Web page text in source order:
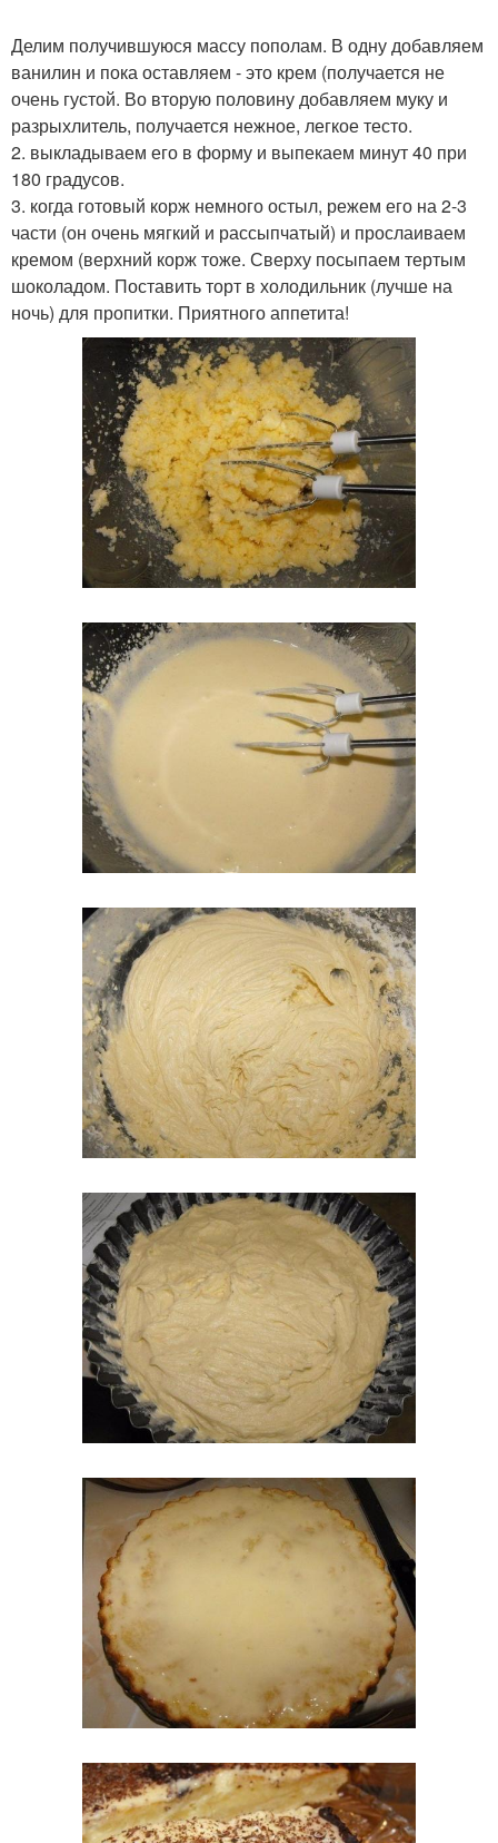
Делим получившуюся массу пополам. В одну добавляем
ванилин и пока оставляем - это крем (получается не
очень густой. Во вторую половину добавляем муку и
разрыхлитель, получается нежное, легкое тесто.
2. выкладываем его в форму и выпекаем минут 40 при
180 градусов.
3. когда готовый корж немного остыл, режем его на 2-3
части (он очень мягкий и рассыпчатый) и прослаиваем
кремом (верхний корж тоже. Сверху посыпаем тертым
шоколадом. Поставить торт в холодильник (лучше на
ночь) для пропитки. Приятного аппетита!